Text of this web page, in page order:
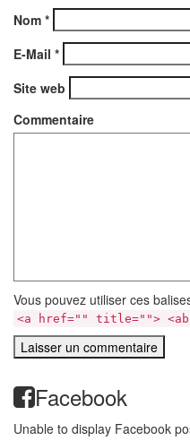
Nom *
E-Mail *
Site web
Commentaire
Vous pouvez utiliser ces
<a href="" title="">
Facebook
Unable to display Facebook